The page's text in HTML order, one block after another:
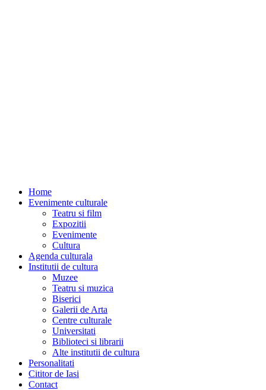
Home
Evenimente culturale
Teatru si film
Expozitii
Evenimente
Cultura
Agenda culturala
Institutii de cultura
Muzee
Teatru si muzica
Biserici
Galerii de Arta
Centre culturale
Universitati
Biblioteci si librarii
Alte institutii de cultura
Personalitati
Cititor de Iasi
Contact